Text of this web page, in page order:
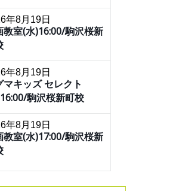
年8月19日
教室(水)16:00/駒沢桜新
年8月19日
マキッズ セレクト
駒沢桜新町校
年8月19日
教室(水)17:00/駒沢桜新